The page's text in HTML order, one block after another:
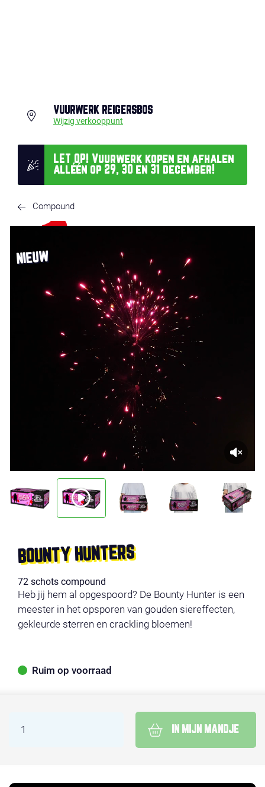
VUURWERK REIGERSBOS
Wijzig verkooppunt
LET OP! Vuurwerk kopen en afhalen
alléén op 29, 30 en 31 december!
Compound
NIEUW
BOUNTY HUNTERS
72 schots compound
Heb jij hem al opgespoord? De Bounty Hunter is een
meester in het opsporen van gouden siereffecten,
gekleurde sterren en crackling bloemen!
Ruim op voorraad
IN MIJN MANDJE